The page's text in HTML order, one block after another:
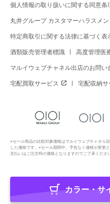
個人情報の取り扱いに関する同意条
丸井グループ カスタマーハラスメ
特定商取引に関する法律に基づく表
酒類販売管理者標識 高度管理医
マルイウェブチャネル出店のお問い
宅配買取サービス 宅配収納サ
※セール商品の比較対象価格はマルイウェブチャネル
した価格です。※セール期間中、予告なく価格が変更
支払いはご注文時の価格となりますのでご了承ください
Copyright All Rights
カラー・サ